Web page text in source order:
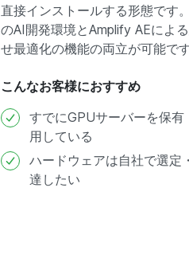
直接インストールする形態です
のAI開発環境とAmplify AEによ
せ最適化の機能の両立が可能です
こんなお客様におすすめ
すでにGPUサーバーを保有
用している
ハードウェアは自社で選定
達したい